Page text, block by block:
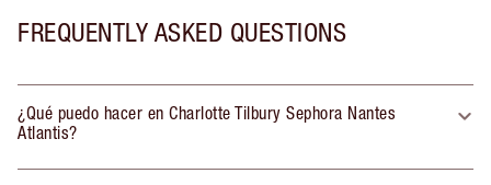
FREQUENTLY ASKED QUESTIONS
¿Qué puedo hacer en Charlotte Tilbury Sephora Nantes
Atlantis?